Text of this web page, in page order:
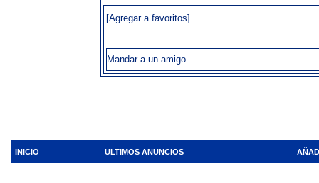
[Agregar a favoritos]
Mandar a un amigo
INICIO ULTIMOS ANUNCIOS